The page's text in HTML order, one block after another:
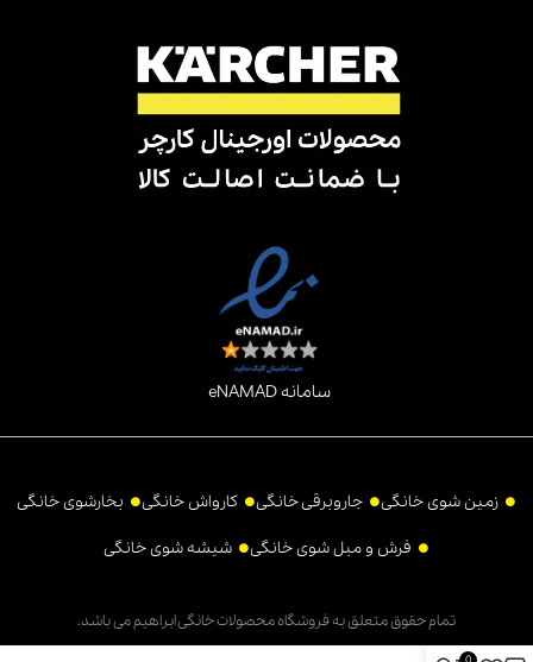
سامانه eNAMAD
زمین شوی خانگی جاروبرقی خانگی کارواش خانگی بخارشوی خانگی
فرش و مبل شوی خانگی شیشه شوی خانگی
تمام حقوق متعلق به فروشگاه محصولات خانگی ابراهیم می باشد.